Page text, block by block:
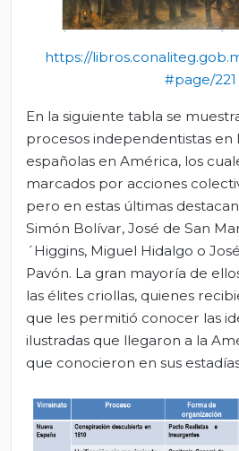
https://
#page/221
En la siguiente tabla se
procesos independentistas en
españolas en América, los
marcados por acciones
pero en estas últimas
Simón Bolívar, José de San
´Higgins, Miguel Hidalgo o
Pavón. La gran mayoría de
las élites criollas, quienes
que les permitió conocer las
ilustradas que llegaron a la
que conocieron en sus